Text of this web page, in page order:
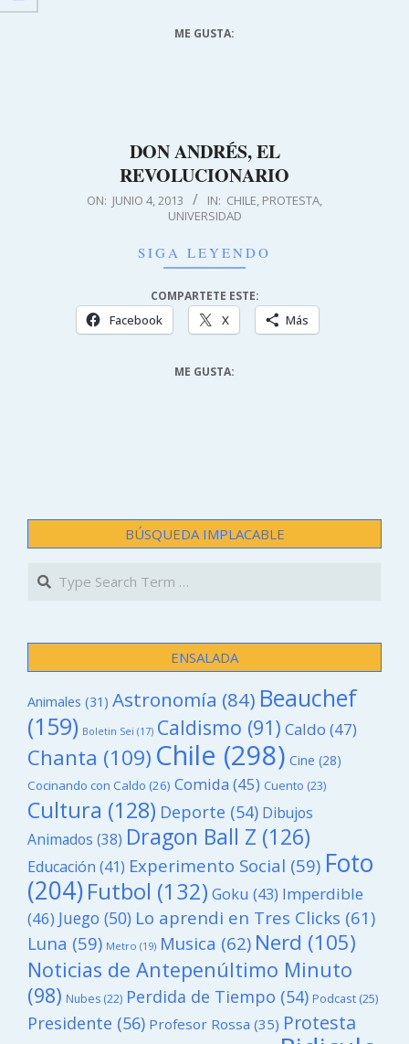
ME GUSTA:
DON ANDRÉS, EL
REVOLUCIONARIO
2013-ON: JUNIO 4, 2013 IN: CHILE PROTESTA
UNIVERSIDAD
SIGA LEYENDO
COMPARTETE ESTE:
Facebook X Más
ME GUSTA:
BÚSQUEDA IMPLACABLE
Search
ENSALADA
Animales (31) Astronomía (84) Beauchef
(159) Boletin Sei (17) Caldismo (91) Caldo (47)
Chanta (109) Chile (298) Cine (28)
Cocinando con Caldo (26) Comida (45) Cuento (23)
Cultura (128) Deporte (54) Dibujos
Animados (38) Dragon Ball Z (126)
Educación (41) Experimento Social (59) Foto
(204)Futbol (132) Goku (43) Imperdible
(46) Juego (50) Lo aprendi en Tres Clicks (61)
Luna (59) Metro (19) Musica (62) Nerd (105)
Noticias de Antepenúltimo Minuto
(98) Nubes (22) Perdida de Tiempo (54) Podcast (25)
Presidente (56) Profesor Rossa (35) Protesta